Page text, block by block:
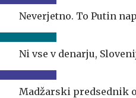
Neverjetno. To Putin
Ni vse v denarju,
Madžarski predsednik